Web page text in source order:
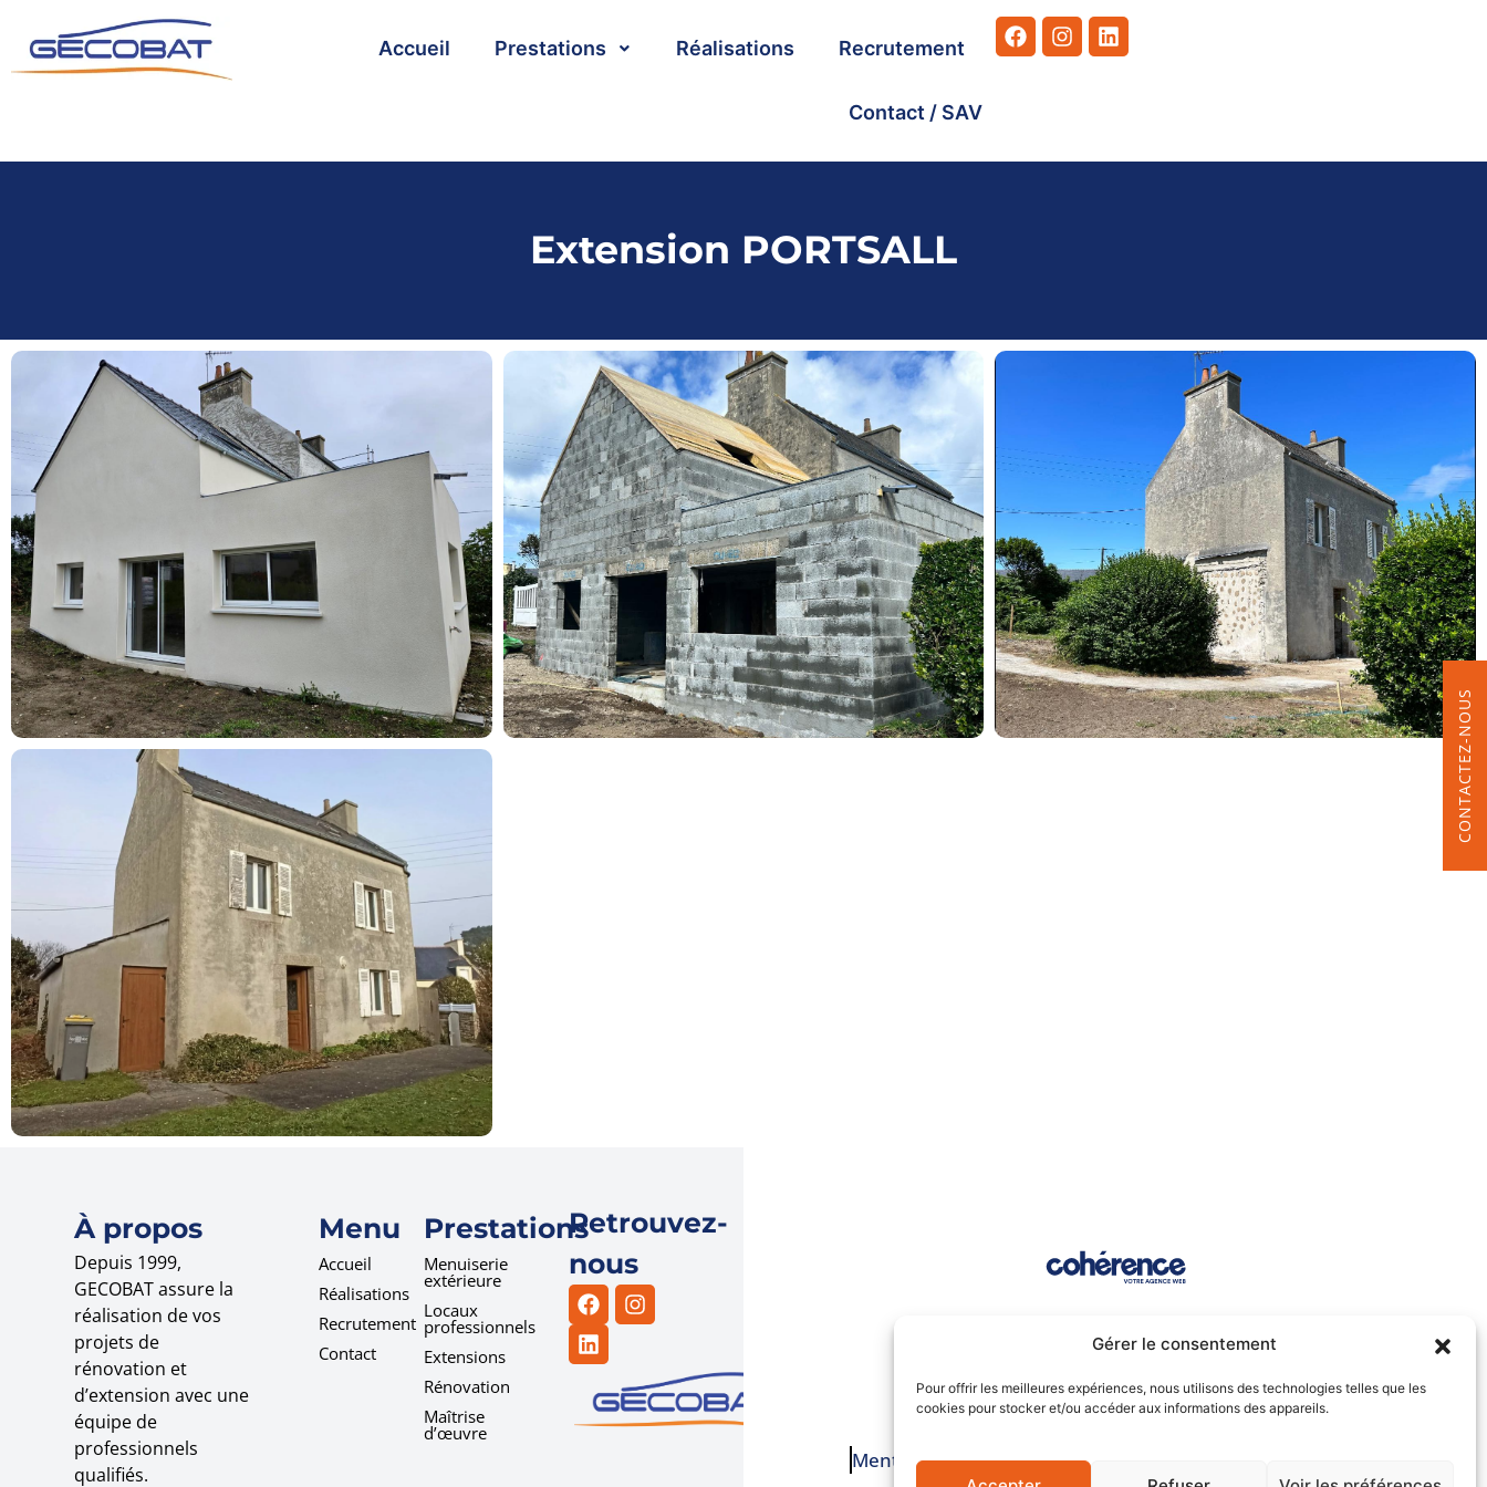
Gérer le consentement
Pour offrir les meilleures expériences, nous utilisons des technologies telles que les
cookies pour stocker et/ou accéder aux informations des appareils.
Accueil Prestations Réalisations Recrutement
Contact / SAV
Extension PORTSALL
À propos
Depuis 1999,
GECOBAT assure la
réalisation de vos
projets de
rénovation et
d’extension avec une
équipe de
professionnels
qualifiés.
Menu
Accueil
Réalisations
Recrutement
Contact
Prestations
Menuiserie
extérieure
Locaux
professionnels
Extensions
Rénovation
Maîtrise
d’œuvre
Retrouvez-
nous
Mentions légales Politique de confidentialité
CONTACTEZ-NOUS